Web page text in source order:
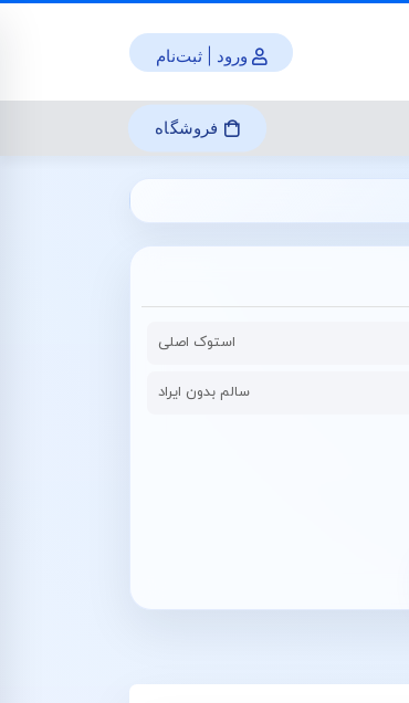
ورود | ثبت‌نام
فروشگاه
استوک اصلی
سالم بدون ایراد